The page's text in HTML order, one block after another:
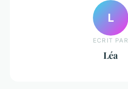
L
ECRIT PAR
Léa